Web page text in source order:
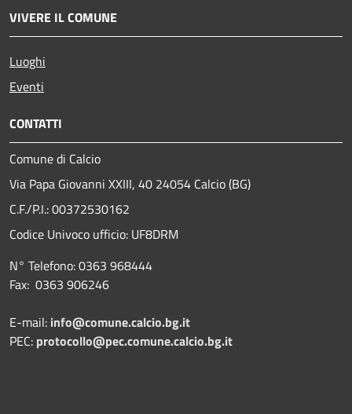
VIVERE IL COMUNE
Luoghi
Eventi
CONTATTI
Comune di Calcio
Via Papa Giovanni XXIII, 40 24054 Calcio (BG)
C.F./P.I.: 00372530162
Codice Univoco ufficio: UF8DRM
N° Telefono: 0363 968444
Fax: 0363 906246
E-mail: info@comune.calcio.bg.it
PEC: protocollo@pec.comune.calcio.bg.it